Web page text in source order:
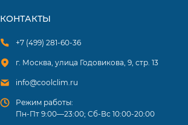
КОНТАКТЫ
+7 (499) 281-60-36
г. Москва, улица Годовикова, 9, стр. 13
info@coolclim.ru
Режим работы:
Пн-Пт 9:00—23:00; Сб-Вс 10:00-20:00